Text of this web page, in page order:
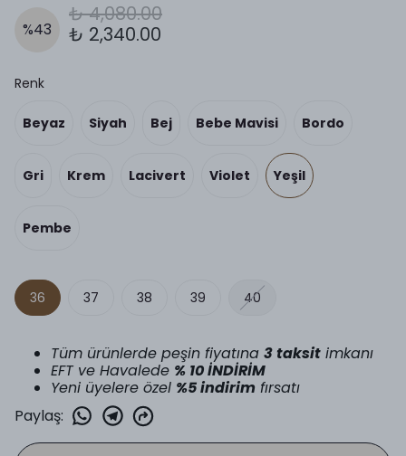
%43
₺ 4,080.00
₺ 2,340.00
Renk
Beyaz Siyah Bej Bebe Mavisi Bordo
Gri Krem Lacivert Violet Yeşil
Pembe
36 37 38 39 40
Tüm ürünlerde peşin fiyatına 3 taksit imkanı
EFT ve Havalede % 10 İNDİRİM
Yeni üyelere özel %5 indirim fırsatı
Paylaş: